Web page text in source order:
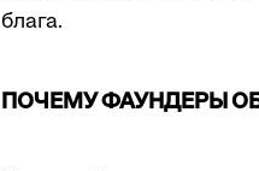
блага.
ПОЧЕМУ ФАУНДЕРЫ